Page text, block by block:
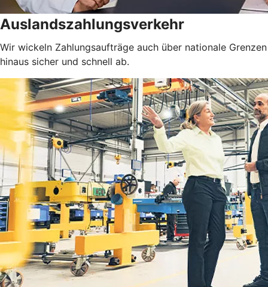
Auslandszahlungsverkehr
Wir wickeln Zahlungsaufträge auch über nationale Grenzen
hinaus sicher und schnell ab.